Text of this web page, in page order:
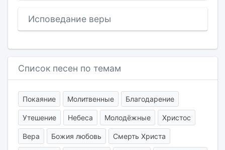
Исповедание веры
Список песен по темам
Покаяние Молитвенные Благодарение
Утешение Небеса Молодёжные Христос
Вера Божия любовь Смерть Христа